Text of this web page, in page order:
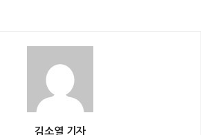
김소열 기자